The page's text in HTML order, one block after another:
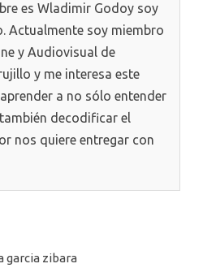
es Wladimir Godoy soy
Actualmente soy miembro
y Audiovisual de
y me interesa este
a no sólo entender
decodificar el
nos quiere entregar con
garcia zibara